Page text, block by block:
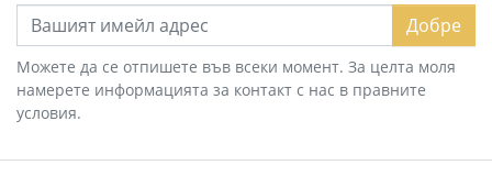
Добре
Можете да се отпишете във всеки момент. За целта моля
намерете информацията за контакт с нас в правните
условия.